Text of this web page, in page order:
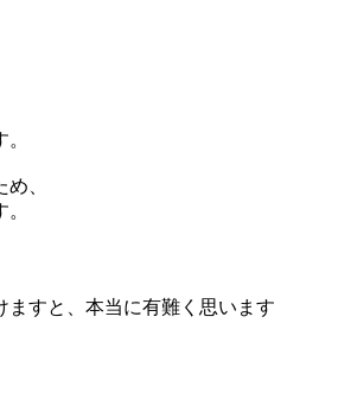
、
すと、本当に有難く思います